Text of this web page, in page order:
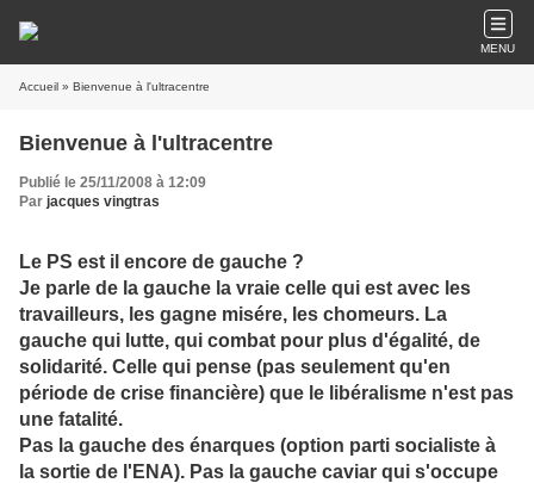
MENU
Accueil » Bienvenue à l'ultracentre
Bienvenue à l'ultracentre
Publié le 25/11/2008 à 12:09
Par jacques vingtras
Le PS est il encore de gauche ?
Je parle de la gauche la vraie celle qui est avec les
travailleurs, les gagne misére, les chomeurs. La
gauche qui lutte, qui combat pour plus d'égalité, de
solidarité. Celle qui pense (pas seulement qu'en
période de crise financière) que le libéralisme n'est pas
une fatalité.
Pas la gauche des énarques (option parti socialiste à
la sortie de l'ENA). Pas la gauche caviar qui s'occupe